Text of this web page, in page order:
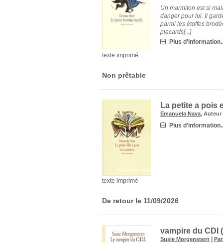
texte imprimé
Un marmiton est si
danger pour lui. Il
parmi les étoffes
placards[...]
Plus
Non prêtable
texte imprimé
La petite a pois
Emanuela Nava, Auteur
Plus
De retour le 11/09/2026
vampire du CDI
Susie Morgenstern |